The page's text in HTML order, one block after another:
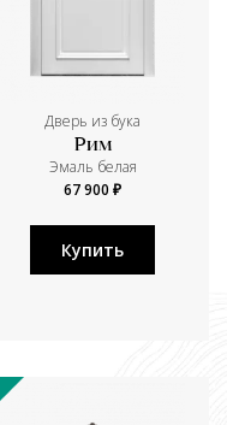
Дверь из бука
Рим
Эмаль белая
67 900 ₽
Купить